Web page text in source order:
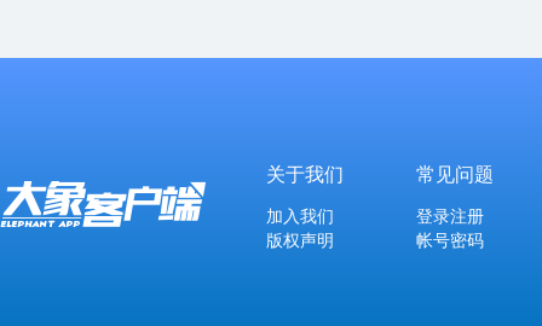
关于我们
加入我们
版权声明
常见问题
登录注册
帐号密码